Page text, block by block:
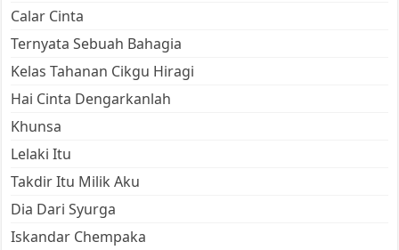
Calar Cinta
Ternyata Sebuah Bahagia
Kelas Tahanan Cikgu Hiragi
Hai Cinta Dengarkanlah
Khunsa
Lelaki Itu
Takdir Itu Milik Aku
Dia Dari Syurga
Iskandar Chempaka